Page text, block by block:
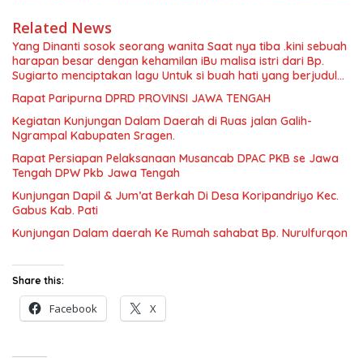
Related News
Yang Dinanti sosok seorang wanita Saat nya tiba .kini sebuah
harapan besar dengan kehamilan iBu malisa istri dari Bp.
Sugiarto menciptakan lagu Untuk si buah hati yang berjudul
Rapat Paripurna DPRD PROVINSI JAWA TENGAH
Kegiatan Kunjungan Dalam Daerah di Ruas jalan Galih-
Ngrampal Kabupaten Sragen.
Rapat Persiapan Pelaksanaan Musancab DPAC PKB se Jawa
Tengah DPW Pkb Jawa Tengah
Kunjungan Dapil & Jum’at Berkah Di Desa Koripandriyo Kec.
Gabus Kab. Pati
Kunjungan Dalam daerah Ke Rumah sahabat Bp. Nurulfurqon
Share this:
Facebook X